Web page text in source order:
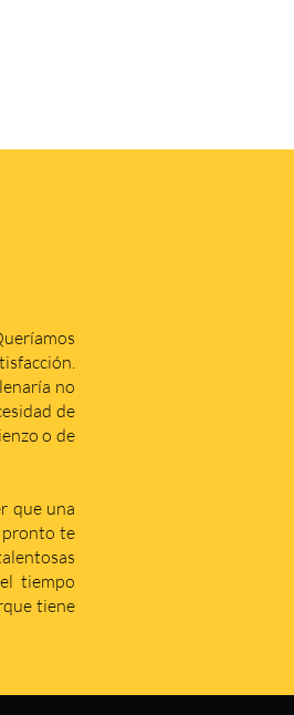
no
de
o de
que una
pronto te
tiempo
tiene